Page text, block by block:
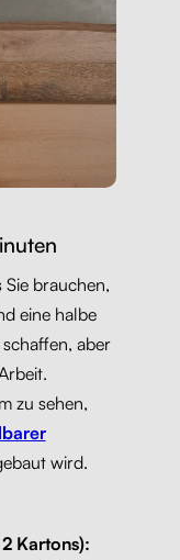
Sie brauchen,
eine halbe
aber
zu sehen,
wird.
Kartons):